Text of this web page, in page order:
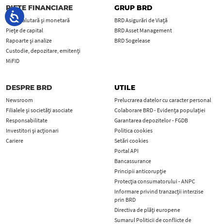
PIEȚE FINANCIARE
Piața valutară și monetară
Piețe de capital
Rapoarte și analize
Custodie, depozitare, emitenți
MiFID
GRUP BRD
BRD Asigurări de Viață
BRD Asset Management
BRD Sogelease
DESPRE BRD
Newsroom
Filialele și societăți asociate
Responsabilitate
Investitori și acționari
Cariere
UTILE
Prelucrarea datelor cu caracter personal
Colaborare BRD - Evidența populației
Garantarea depozitelor - FGDB
Politica cookies
Setări cookies
Portal API
Bancassurance
Principii anticorupţie
Protecţia consumatorului - ANPC
Informare privind tranzacții interzise
prin BRD
Directiva de plăți europene
Sumarul Politicii de conflicte de